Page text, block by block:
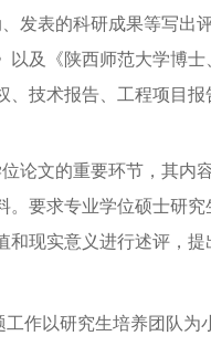
发表的科研成果等写出
及《陕西师范大学博
技术报告、工程项目
论文的重要环节，其内
要求专业学位硕士研
现实意义进行述评，提
工作以研究生培养团队为